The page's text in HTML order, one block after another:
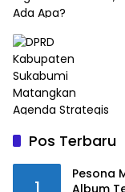
Pos Terbaru
Pesona
Album